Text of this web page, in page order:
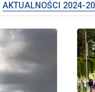
AKTUALNOŚCI 2024-